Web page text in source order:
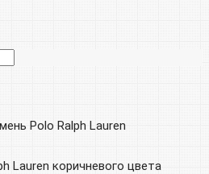
Polo Ralph Lauren
Lauren коричневого цвета